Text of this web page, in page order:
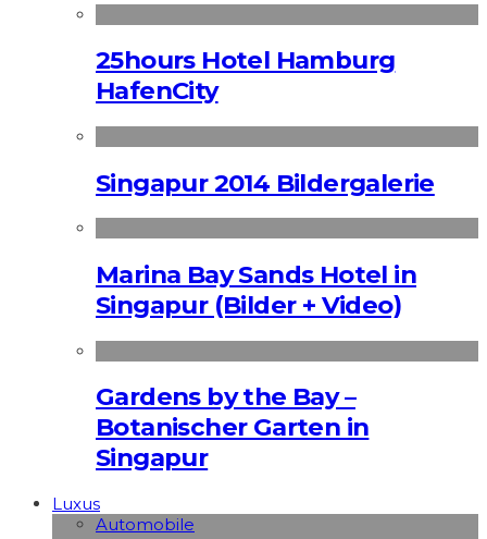
25hours Hotel Hamburg
HafenCity
Singapur 2014 Bildergalerie
Marina Bay Sands Hotel in
Singapur (Bilder + Video)
Gardens by the Bay –
Botanischer Garten in
Singapur
Luxus
Automobile